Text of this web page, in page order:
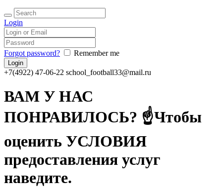
Login
Forgot password? Remember me
+7(4922) 47-06-22 school_football33@mail.ru
ВАМ У НАС
ПОНРАВИЛОСЬ? ☝Чтобы
оценить УСЛОВИЯ
предоставления услуг
наведите.